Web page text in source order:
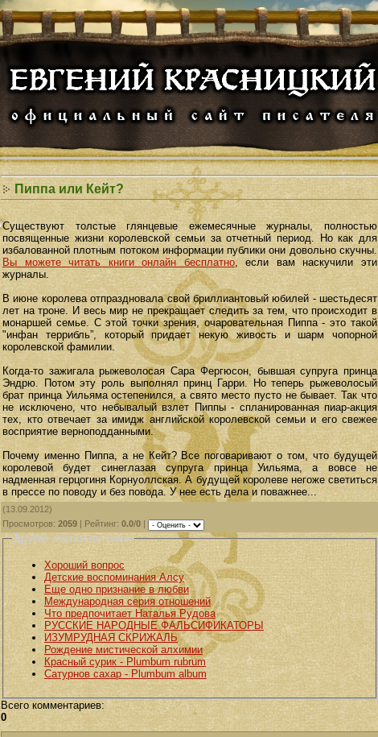
Пиппа или Кейт?
Существуют толстые глянцевые ежемесячные журналы, полностью
посвященные жизни королевской семьи за отчетный период. Но как для
избалованной плотным потоком информации публики они довольно скучны.
Вы можете читать книги онлайн бесплатно, если вам наскучили эти
журналы.
В июне королева отпраздновала свой бриллиантовый юбилей - шестьдесят
лет на троне. И весь мир не прекращает следить за тем, что происходит в
монаршей семье. С этой точки зрения, очаровательная Пиппа - это такой
"инфан террибль”, который придает некую живость и шарм чопорной
королевской фамилии.
Когда-то зажигала рыжеволосая Сара Фергюсон, бывшая супруга принца
Эндрю. Потом эту роль выполнял принц Гарри. Но теперь рыжеволосый
брат принца Уильяма остепенился, а свято место пусто не бывает. Так что
не исключено, что небывалый взлет Пиппы - спланированная пиар-акция
тех, кто отвечает за имидж английской королевской семьи и его свежее
восприятие верноподданными.
Почему именно Пиппа, а не Кейт? Все поговаривают о том, что будущей
королевой будет синеглазая супруга принца Уильяма, а вовсе не
надменная герцогиня Корнуоллская. А будущей королеве негоже светиться
в прессе по поводу и без повода. У нее есть дела и поважнее...
(13.09.2012)
Просмотров: 2059 Рейтинг: 0.0/0
Другие статьи по теме:
Хороший вопрос
Детские воспоминания Алсу
Еще одно признание в любви
Международная серия отношений
Что предпочитает Наталья Рудова
РУССКИЕ НАРОДНЫЕ ФАЛЬСИФИКАТОРЫ
ИЗУМРУДНАЯ СКРИЖАЛЬ
Рождение мистической алхимии
Красный сурик - Plumbum rubrum
Сатурнов сахар - Plumbum album
Всего комментариев:
0